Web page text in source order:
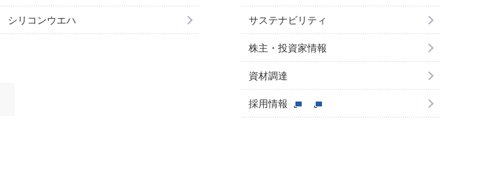
シリコンウエハ サステナビリティ
株主・投資家情報
資材調達
採用情報